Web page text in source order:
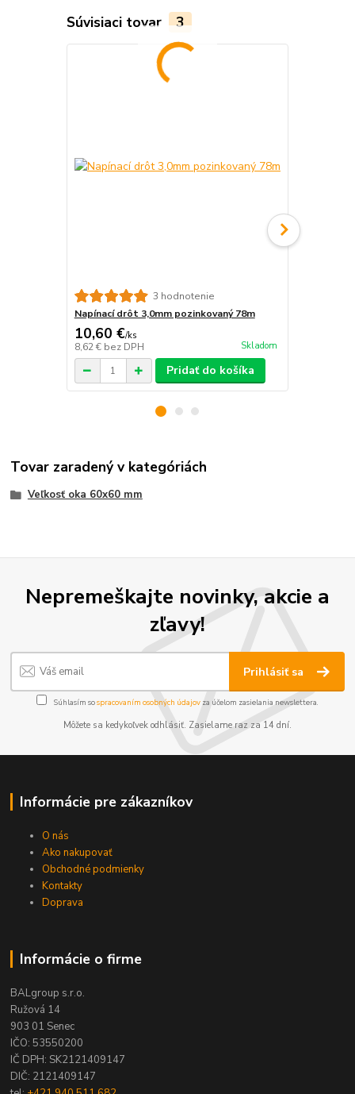
Súvisiaci tovar 3
3 hodnotenie
Napínací drôt 3,0mm pozinkovaný 78m
10,60 €/ks
8,62 € bez DPH Skladom
Pridať do košíka
Tovar zaradený v kategóriách
Veľkosť oka 60x60 mm
Nepremeškajte novinky, akcie a
zľavy!
Prihlásiť sa
Súhlasím sospracovaním osobných údajov za účelom zasielania newslettera.
Môžete sa kedykoľvek odhlásiť. Zasielame raz za 14 dní.
Informácie pre zákazníkov
O nás
Ako nakupovať
Obchodné podmienky
Kontakty
Doprava
Informácie o firme
BALgroup s.r.o.
Ružová 14
903 01 Senec
IČO: 53550200
IČ DPH: SK2121409147
DIČ: 2121409147